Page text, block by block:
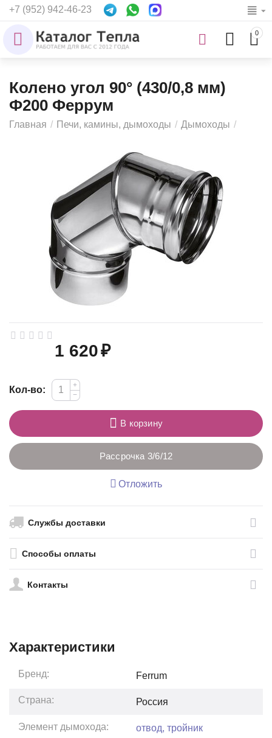
+7 (952) 942-46-23
0
Колено угол 90° (430/0,8 мм)
Ф200 Феррум
Главная / Печи, камины, дымоходы / Дымоходы /
1 620₽
Кол-во:
+
−
В корзину
Рассрочка 3/6/12
Отложить
Службы доставки
Способы оплаты
Контакты
Характеристики
Бренд: Ferrum
Страна: Россия
Элемент дымохода: отвод, тройник